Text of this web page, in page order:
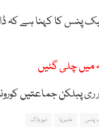
پنس کا کہنا ہے کہ
میں چلی گئیں
پبلکن جماعتیں
پنس ملیریا نیویارک